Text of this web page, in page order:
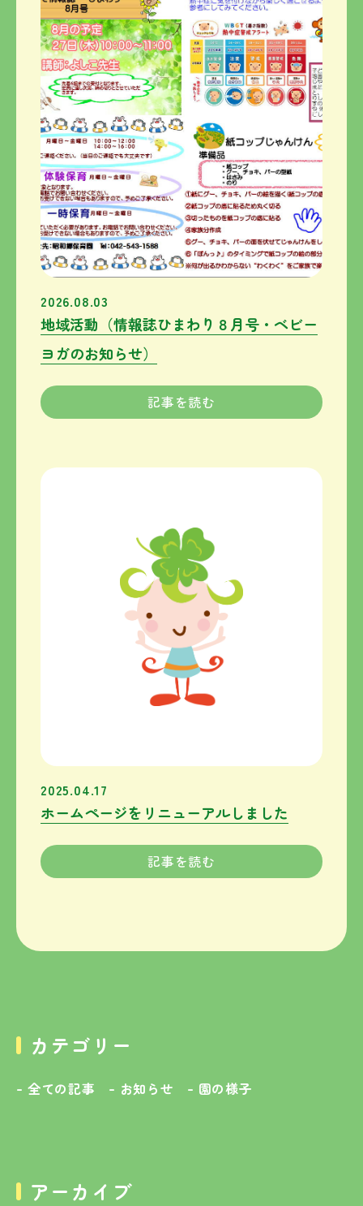
カテゴリー
全ての記事 お知らせ 園の様子
アーカイブ
2026.08.03
地域活動（情報誌ひまわり８月号・ベビー
ヨガのお知らせ）
記事を読む
2025.04.17
ホームページをリニューアルしました
記事を読む